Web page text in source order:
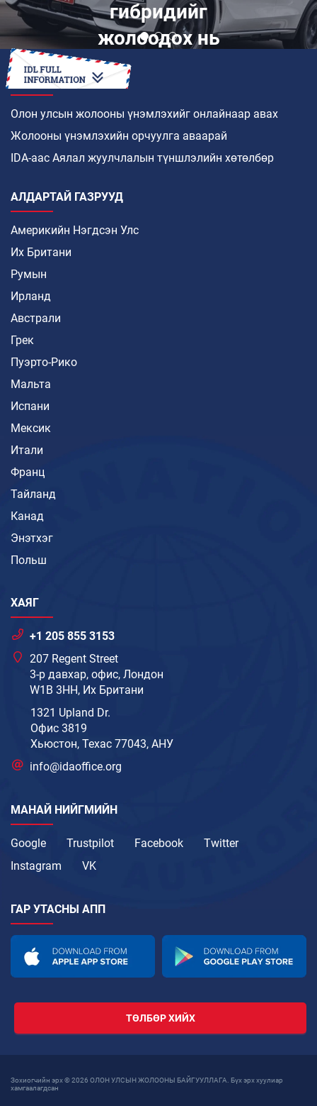
гибридийг
жолоодох нь
ямар байдаг вэ
ХЭРХЭН
Олон улсын жолооны үнэмлэхийг онлайнаар авах
Жолооны үнэмлэхийн орчуулга аваарай
IDA-аас Аялал жуулчлалын түншлэлийн хөтөлбөр
АЛДАРТАЙ ГАЗРУУД
Америкийн Нэгдсэн Улс
Их Британи
Румын
Ирланд
Австрали
Грек
Пуэрто-Рико
Мальта
Испани
Мексик
Итали
Франц
Тайланд
Канад
Энэтхэг
Польш
ХАЯГ
+1 205 855 3153
207 Regent Street
3-р давхар, офис, Лондон
W1B 3HH, Их Британи
1321 Upland Dr.
Офис 3819
Хьюстон, Техас 77043, АНУ
info@idaoffice.org
МАНАЙ НИЙГМИЙН
Google Trustpilot Facebook
Twitter
Instagram
VK
ГАР УТАСНЫ АПП
ТӨЛБӨР ХИЙХ
Зохиогчийн эрх © 2026 ОЛОН УЛСЫН ЖОЛООНЫ БАЙГУУЛЛАГА. Бүх эрх хуулиар
хамгаалагдсан